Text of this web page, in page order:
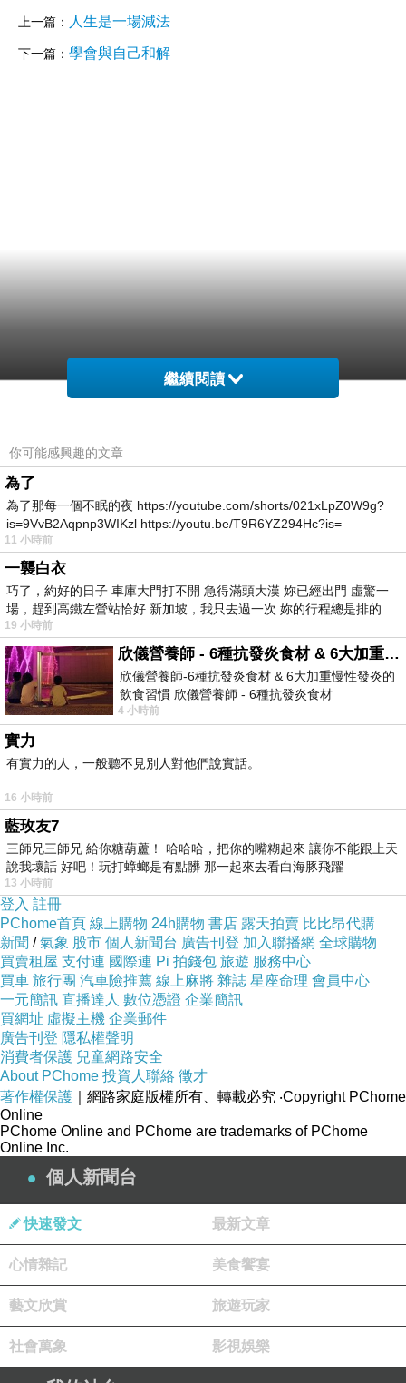
上一篇： 人生是一場減法
下一篇： 學會與自己和解
繼續閱讀
你可能感興趣的文章
為了
為了那每一個不眠的夜 https://youtube.com/shorts/021xLpZ0W9g?
is=9VvB2Aqpnp3WIKzl https://youtu.be/T9R6YZ294Hc?is=
11 小時前
一襲白衣
巧了，約好的日子 車庫大門打不開 急得滿頭大漢 妳已經出門 虛驚一
場，趕到高鐵左營站恰好 新加坡，我只去過一次 妳的行程總是排的
19 小時前
欣儀營養師 - 6種抗發炎食材 & 6大加重慢性發炎的飲食習慣
欣儀營養師-6種抗發炎食材 & 6大加重慢性發炎的
飲食習慣 欣儀營養師 - 6種抗發炎食材
https://www.facebook.com/photo/?fbid=147
4 小時前
實力
有實力的人，一般聽不見別人對他們說實話。
16 小時前
藍玫友7
三師兄三師兄 給你糖葫蘆！ 哈哈哈，把你的嘴糊起來 讓你不能跟上天
說我壞話 好吧！玩打蟑螂是有點髒 那一起來去看白海豚飛躍
13 小時前
登入 註冊
PChome首頁 線上購物 24h購物 書店 露天拍賣 比比昂代購
新聞 /氣象 股市 個人新聞台 廣告刊登 加入聯播網 全球購物
買賣租屋 支付連 國際連 Pi 拍錢包 旅遊 服務中心
買車 旅行團 汽車險推薦 線上麻將 雜誌 星座命理 會員中心
一元簡訊 直播達人 數位憑證 企業簡訊
買網址 虛擬主機 企業郵件
廣告刊登 隱私權聲明
消費者保護 兒童網路安全
About PChome 投資人聯絡 徵才
著作權保護 ｜網路家庭版權所有、轉載必究 ‧Copyright PChome
Online
PChome Online and PChome are trademarks of PChome
Online Inc.
個人新聞台
快速發文 最新文章
心情雜記 美食饗宴
藝文欣賞 旅遊玩家
社會萬象 影視娛樂